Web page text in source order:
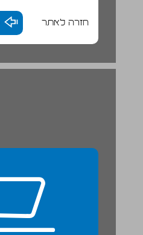
חזרה לאתר